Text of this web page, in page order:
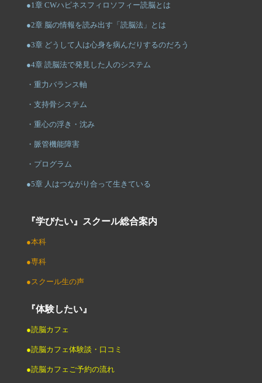
●1章 CWハピネスフィロソフィー読脳とは
●2章 脳の情報を読み出す「読脳法」とは
●3章 どうして人は心身を病んだりするのだろう
●4章 読脳法で発見した人のシステム
・重力バランス軸
・支持骨システム
・重心の浮き・沈み
・脈管機能障害
・プログラム
●5章 人はつながり合って生きている
『学びたい』スクール総合案内
●本科
●専科
●スクール生の声
『体験したい』
●読脳カフェ
●読脳カフェ体験談・口コミ
●読脳カフェご予約の流れ